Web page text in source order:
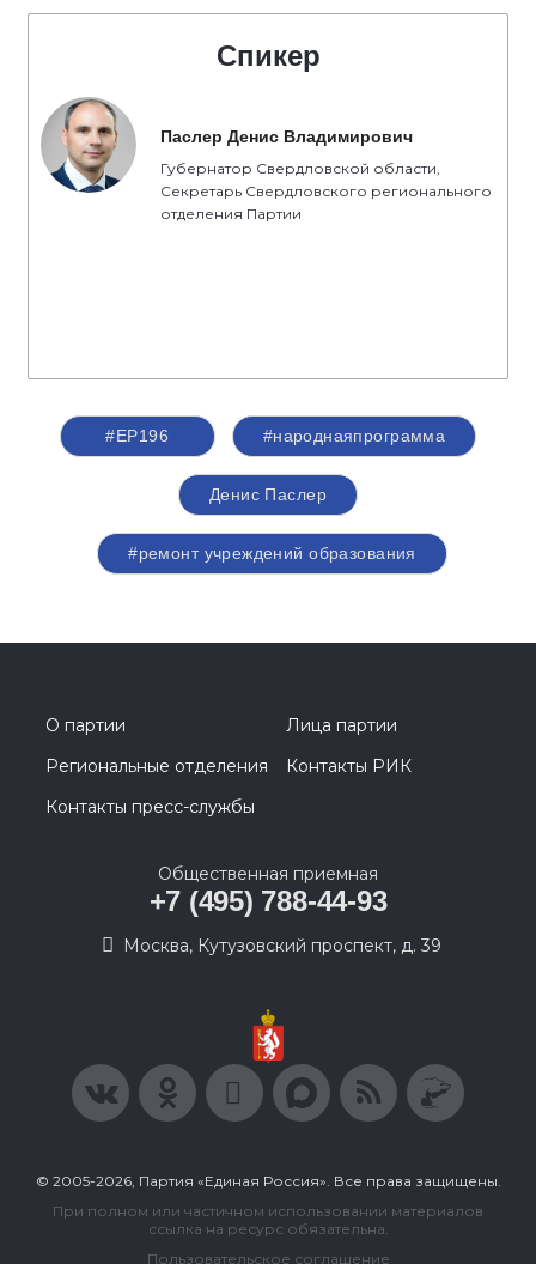
Спикер
Паслер Денис Владимирович
Губернатор Свердловской области,
Секретарь Свердловского регионального
отделения Партии
#ЕР196 #народнаяпрограмма
Денис Паслер
#ремонт учреждений образования
О партии
Лица партии
Региональные отделения
Контакты РИК
Контакты пресс-службы
Общественная приемная
+7 (495) 788-44-93
Москва, Кутузовский проспект, д. 39
© 2005-2026, Партия «Единая Россия». Все права защищены.
При полном или частичном использовании материалов
ссылка на ресурс обязательна.
Пользовательское соглашение